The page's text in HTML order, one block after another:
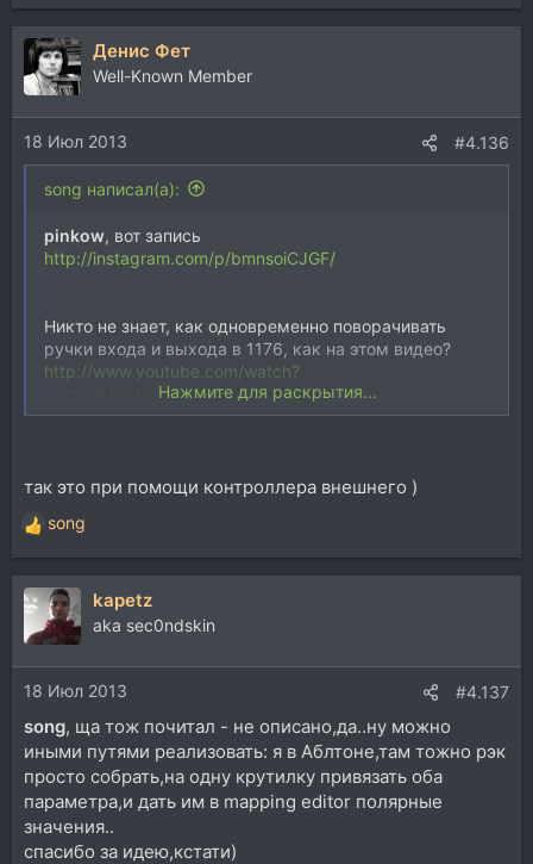
е
а
к
ц
и
и
:
Денис Фет
Well-Known Member
18 Июл 2013 #4.136
song написал(а):
pinkow, вот запись
http://instagram.com/p/bmnsoiCJGF/
Никто не знает, как одновременно поворачивать
ручки входа и выхода в 1176, как на этом видео?
http://www.youtube.com/watch?
v=ztuh8UGAz5k&feature=share&list=UUa-
OUcnnv0eDpPRlHugX7uA
так это было бы удобно.
Нажмите для раскрытия...
так это при помощи контроллера внешнего )
Р
е
а
к
и
и
:
song
kapetz
aka sec0ndskin
18 Июл 2013 #4.137
song, ща тож почитал - не описано,да..ну можно
иными путями реализовать: я в Аблтоне,там тожно рэк
просто собрать,на одну крутилку привязать оба
параметра,и дать им в mapping editor полярные
значения..
спасибо за идею,кстати)